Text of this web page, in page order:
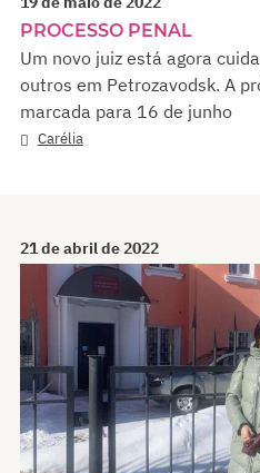
PROCESSO PENAL
Um novo juiz está agora
outros em Petrozavodsk. A
marcada para 16 de junho
Carélia
21 de abril de 2022